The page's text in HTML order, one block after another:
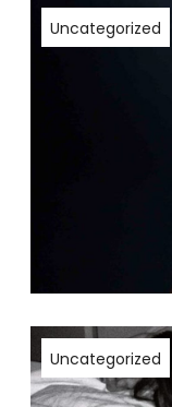
Uncategorized
Uncategorized